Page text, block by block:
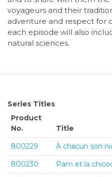
voyageurs and their
adventure and respect for
each episode will also
natural sciences.
Series Titles
Product
No.
Title
800229
À chacun son
800230
Pam et la